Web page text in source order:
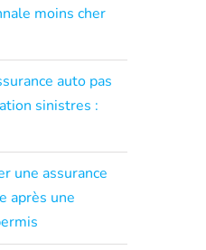
moins cher
auto pas
sinistres :
une assurance
après une